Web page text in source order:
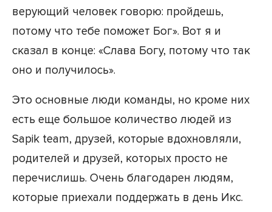
верующий человек говорю: пройдешь,
потому что тебе поможет Бог». Вот я и
сказал в конце: «Слава Богу, потому что так
оно и получилось».
Это основные люди команды, но кроме них
есть еще большое количество людей из
Sapik team, друзей, которые вдохновляли,
родителей и друзей, которых просто не
перечислишь. Очень благодарен людям,
которые приехали поддержать в день Икс.